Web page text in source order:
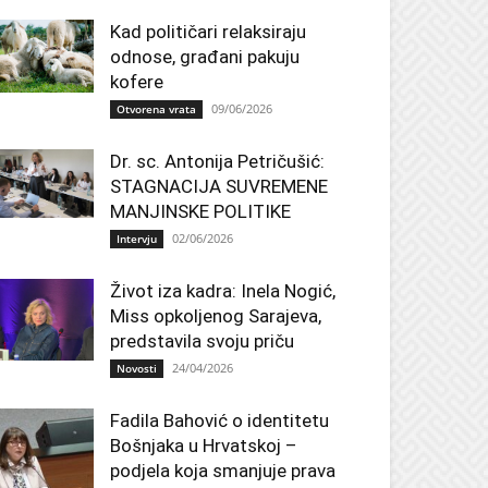
Kad političari relaksiraju
odnose, građani pakuju
kofere
Otvorena vrata 09/06/2026
Dr. sc. Antonija Petričušić:
STAGNACIJA SUVREMENE
MANJINSKE POLITIKE
Intervju 02/06/2026
Život iza kadra: Inela Nogić,
Miss opkoljenog Sarajeva,
predstavila svoju priču
Novosti 24/04/2026
Fadila Bahović o identitetu
Bošnjaka u Hrvatskoj –
podjela koja smanjuje prava